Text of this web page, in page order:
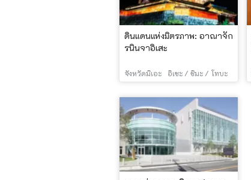
ดินแดนแห่งมิตรภาพ: อาณาจัก
รนินจาอิเสะ
จังหวัดมิเอะ อิเซะ / ชิมะ / โทบะ